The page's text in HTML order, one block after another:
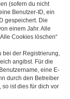
(sofern du nicht
Benutzer-ID, ein
gespeichert. Die
einem Jahr. Alle
Cookies löschen“
bei der Registrierung,
angibst. Für die
eine E-
durch den Betreiber
ist dies für dich vor